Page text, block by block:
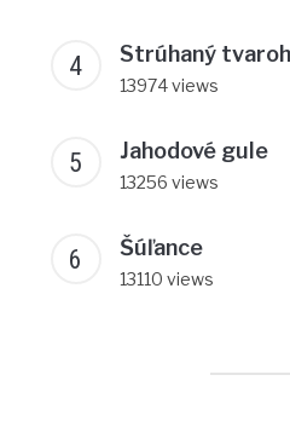
Strúhaný
13974 views
Jahodové gule
13256 views
Šúľance
13110 views